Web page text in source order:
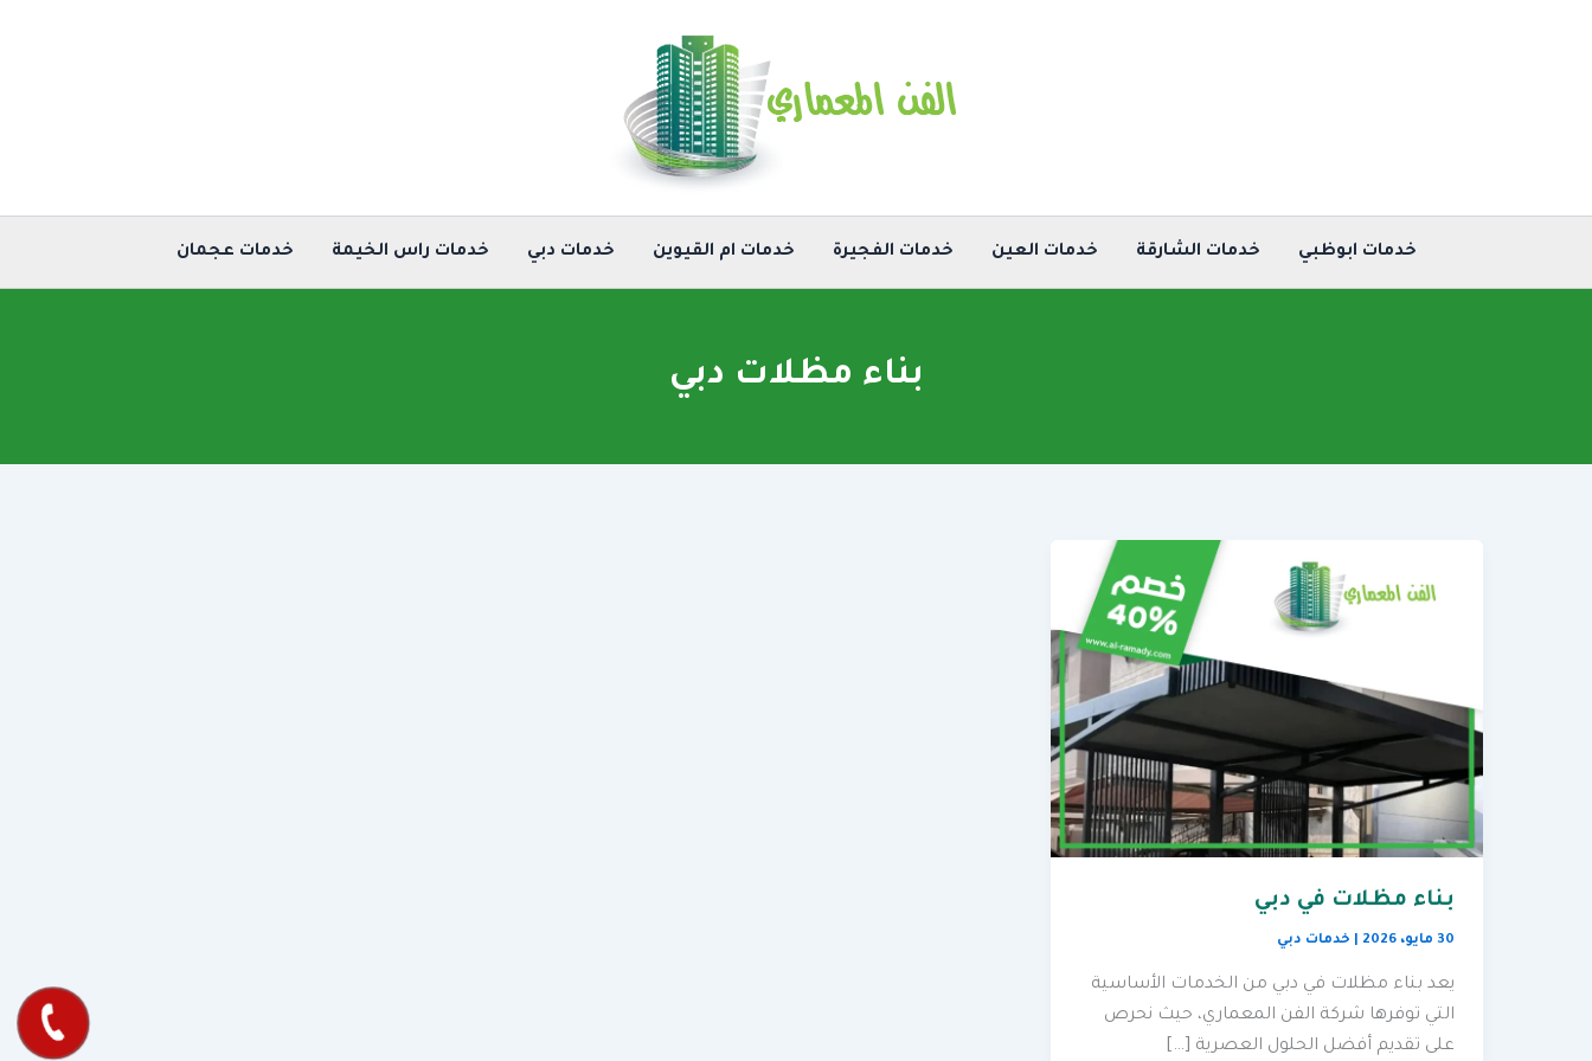
خدمات ابوظبي خدمات الشارقة خدمات العين خدمات الفجيرة خدمات ام القيوين خدمات دبي خدمات راس الخيمة خدمات عجمان
بناء مظلات دبي
بناء مظلات في دبي
30 مايو، 2026 خدمات دبي
يعد بناء مظلات في دبي من الخدمات الأساسية
التي توفرها شركة الفن المعماري، حيث نحرص
على تقديم أفضل الحلول العصرية […]